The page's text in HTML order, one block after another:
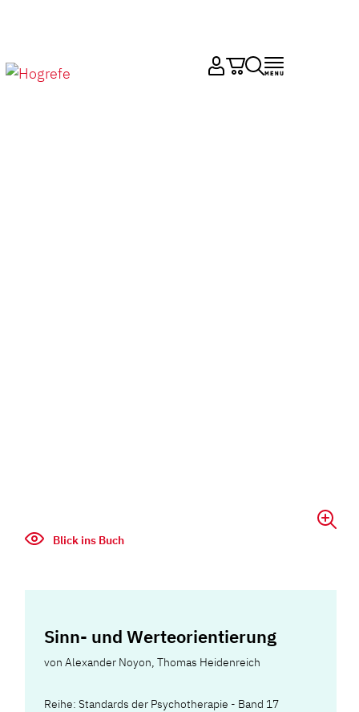
Blick ins Buch
Sinn- und Werteorientierung
vonAlexander Noyon,Thomas Heidenreich
Reihe: Standards der Psychotherapie - Band 17